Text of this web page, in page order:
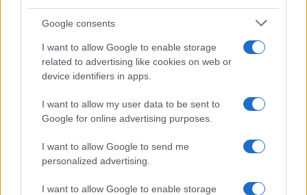
Google consents
I want to allow Google to enable storage
related to advertising like cookies on web or
device identifiers in apps.
I want to allow my user data to be sent to
Google for online advertising purposes.
I want to allow Google to send me
personalized advertising.
I want to allow Google to enable storage
Rendimentos de R$ 10 mil em diferentes investimentos com a
Bruno Costa · 7 ago 2026
COTAÇÕES CRYPTO
Nome Preço
Kinza Babylon Staked BTC $83,270.00